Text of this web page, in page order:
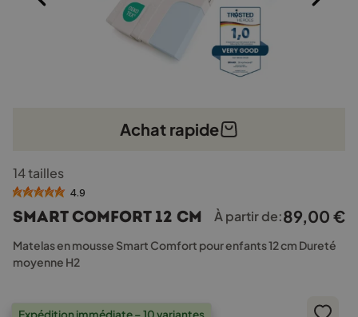
Achat rapide
produit
a
plusieurs
variations.
Les
options
choisies
14 tailles
4.9
Smart Comfort 12 cm À partir de:89,00 €
Matelas en mousse Smart Comfort pour enfants 12 cm Dureté
moyenne H2